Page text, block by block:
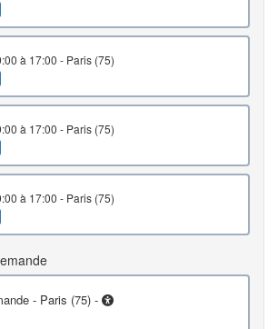
le 23/10/26 de 09:00 à 17:00 - Paris (75)
le 30/11/26 de 09:00 à 17:00 - Paris (75)
le 12/12/26 de 09:00 à 17:00 - Paris (75)
Session à la demande - Paris (75) -